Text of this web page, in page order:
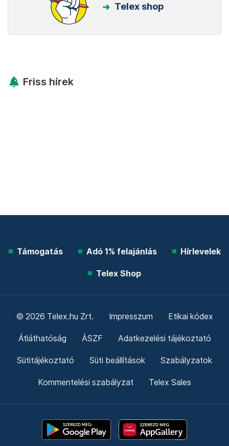
Telex shop
Friss hírek
Támogatás Adó 1% felajánlás Hírlevelek
Telex Shop
© 2026 Telex.hu Zrt. Impresszum Etikai kódex
Átláthatóság ÁSZF Adatkezelési tájékoztató
Sütitájékoztató Süti beállítások Szabályzatok
Kommentelési szabályzat Telex Sales